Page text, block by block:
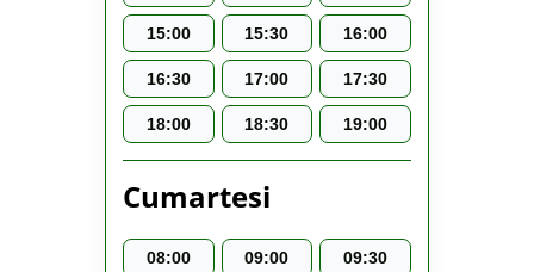
15:00 15:30 16:00
16:30 17:00 17:30
18:00 18:30 19:00
Cumartesi
08:00 09:00 09:30